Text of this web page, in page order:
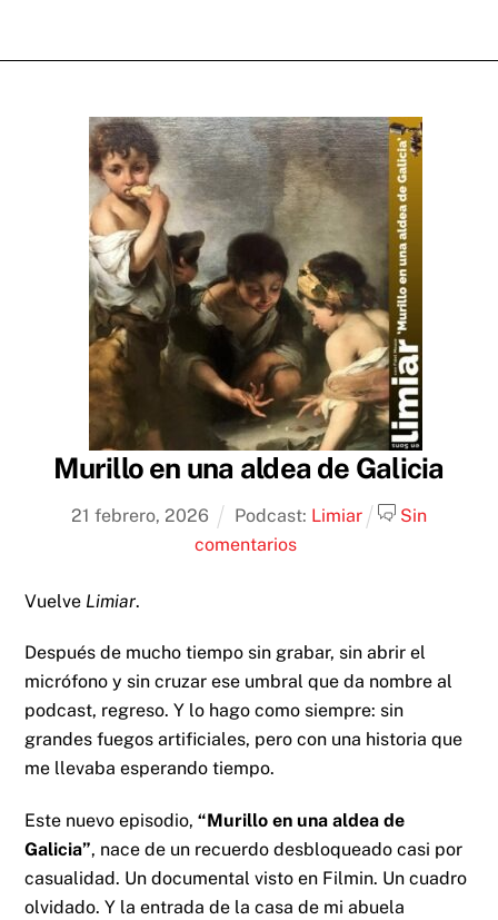
Murillo en una aldea de Galicia
21 febrero, 2026 Podcast: Limiar
Sin
comentarios
Vuelve Limiar.
Después de mucho tiempo sin grabar, sin abrir el
micrófono y sin cruzar ese umbral que da nombre al
podcast, regreso. Y lo hago como siempre: sin
grandes fuegos artificiales, pero con una historia que
me llevaba esperando tiempo.
Este nuevo episodio,“Murillo en una aldea de
Galicia”, nace de un recuerdo desbloqueado casi por
casualidad. Un documental visto en Filmin. Un cuadro
olvidado. Y la entrada de la casa de mi abuela